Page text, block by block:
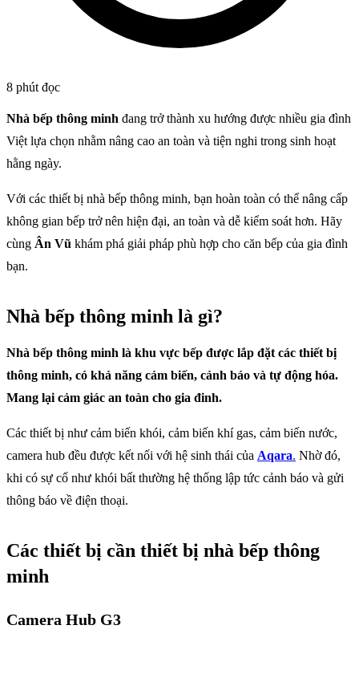
8 phút đọc
Nhà bếp thông minh đang trở thành xu hướng được nhiều gia đình
Việt lựa chọn nhằm nâng cao an toàn và tiện nghi trong sinh hoạt
hằng ngày.
Với các thiết bị nhà bếp thông minh, bạn hoàn toàn có thể nâng cấp
không gian bếp trở nên hiện đại, an toàn và dễ kiểm soát hơn. Hãy
cùng Ân Vũ khám phá giải pháp phù hợp cho căn bếp của gia đình
bạn.
Nhà bếp thông minh là gì?
Nhà bếp thông minh là khu vực bếp được lắp đặt các thiết bị
thông minh, có khả năng cảm biến, cảnh báo và tự động hóa.
Mang lại cảm giác an toàn cho gia đinh.
Các thiết bị như cảm biến khói, cảm biến khí gas, cảm biến nước,
camera hub đều được kết nối với hệ sinh thái của Aqara. Nhờ đó,
khi có sự cố như khói bất thường hệ thống lập tức cảnh báo và gửi
thông báo về điện thoại.
Các thiết bị cần thiết bị nhà bếp thông
minh
Camera Hub G3